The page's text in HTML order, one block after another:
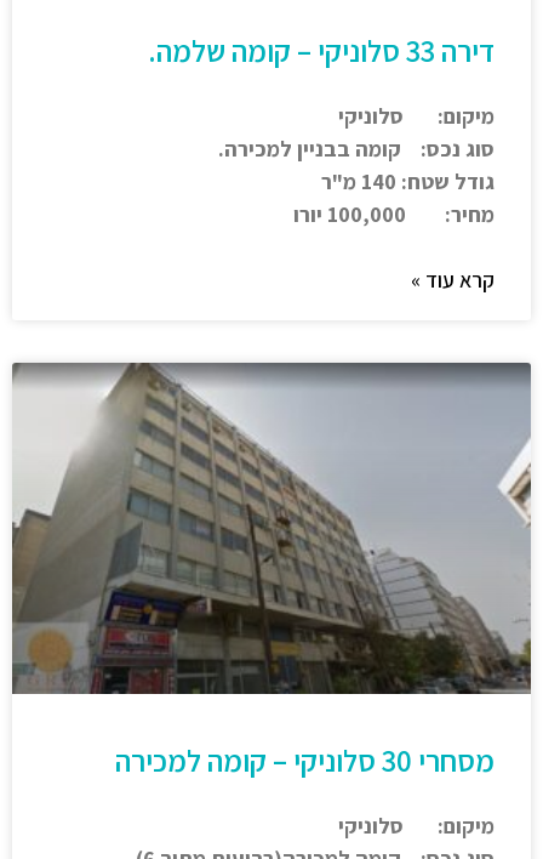
דירה 33 סלוניקי – קומה שלמה.
מיקום: סלוניקי
סוג נכס: קומה בבניין למכירה.
גודל שטח: 140 מ"ר
מחיר: 100,000 יורו
קרא עוד »
מסחרי 30 סלוניקי – קומה למכירה
מיקום: סלוניקי